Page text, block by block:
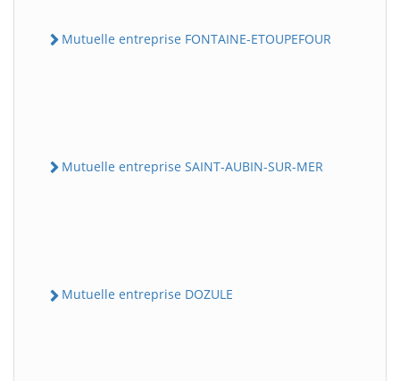
Mutuelle entreprise FONTAINE-ETOUPEFOUR
Mutuelle entreprise SAINT-AUBIN-SUR-MER
Mutuelle entreprise DOZULE